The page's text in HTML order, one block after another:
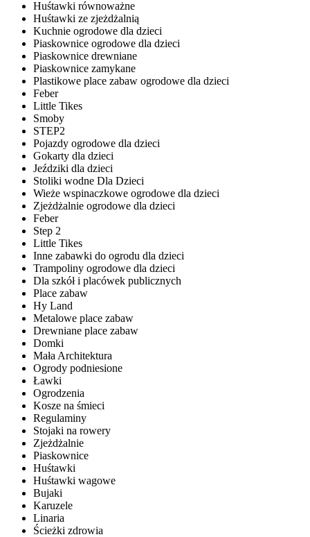
Huśtawki równoważne
Huśtawki ze zjeżdżalnią
Kuchnie ogrodowe dla dzieci
Piaskownice ogrodowe dla dzieci
Piaskownice drewniane
Piaskownice zamykane
Plastikowe place zabaw ogrodowe dla dzieci
Feber
Little Tikes
Smoby
STEP2
Pojazdy ogrodowe dla dzieci
Gokarty dla dzieci
Jeździki dla dzieci
Stoliki wodne Dla Dzieci
Wieże wspinaczkowe ogrodowe dla dzieci
Zjeżdżalnie ogrodowe dla dzieci
Feber
Step 2
Little Tikes
Inne zabawki do ogrodu dla dzieci
Trampoliny ogrodowe dla dzieci
Dla szkół i placówek publicznych
Place zabaw
Hy Land
Metalowe place zabaw
Drewniane place zabaw
Domki
Mała Architektura
Ogrody podniesione
Ławki
Ogrodzenia
Kosze na śmieci
Regulaminy
Stojaki na rowery
Zjeżdżalnie
Piaskownice
Huśtawki
Huśtawki wagowe
Bujaki
Karuzele
Linaria
Ścieżki zdrowia